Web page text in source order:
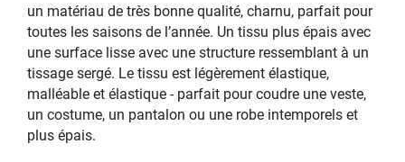
un matériau de très bonne qualité, charnu, parfait pour
toutes les saisons de l’année. Un tissu plus épais avec
une surface lisse avec une structure ressemblant à un
tissage sergé. Le tissu est légèrement élastique,
malléable et élastique - parfait pour coudre une veste,
un costume, un pantalon ou une robe intemporels et
plus épais.